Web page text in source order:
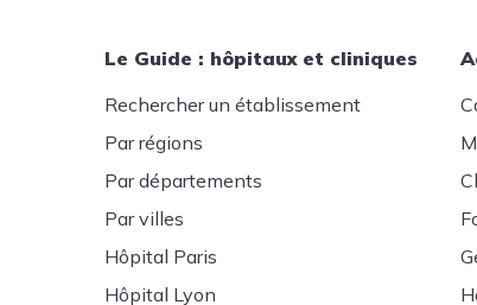
Le Guide : hôpitaux et cliniques
Rechercher un établissement
Par régions
Par départements
Par villes
Hôpital Paris
Hôpital Lyon